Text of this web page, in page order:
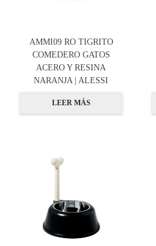
AMMI09 RO TIGRITO
COMEDERO GATOS
ACERO Y RESINA
NARANJA | ALESSI
LEER MÁS